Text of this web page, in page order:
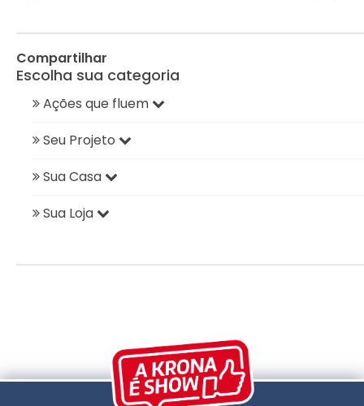
Compartilhar
Escolha sua categoria
Ações que fluem
Seu Projeto
Sua Casa
Sua Loja